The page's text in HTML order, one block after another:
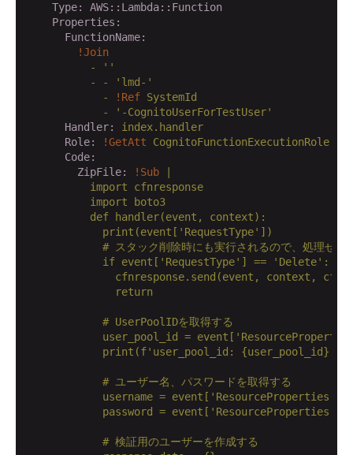
    Type:
AWS::Lambda::Function
    Properties:
      FunctionName:
!Join
          -
''
          -
-
'lmd-'
            -
!Ref SystemId
            -
'-CognitoUserForTestUser'
      Handler:
index.handler
      Role:
!GetAtt
      Code:
        ZipFile:
!Sub
          import cfnresponse
          import boto3
          def handler(event, context):
            print(event['RequestType'])
# スタック削除時にも実行されるので、処理せず
            if event['RequestType'] == 'Delete':
cfnresponse.send(event, context,
              return
            # UserPoolIDを取得する
user_pool_id =
            print(f'user_pool_id: {user_pool_id}')
            # ユーザー名、パスワードを取得する
username =
password =
            # 検証用のユーザーを作成する